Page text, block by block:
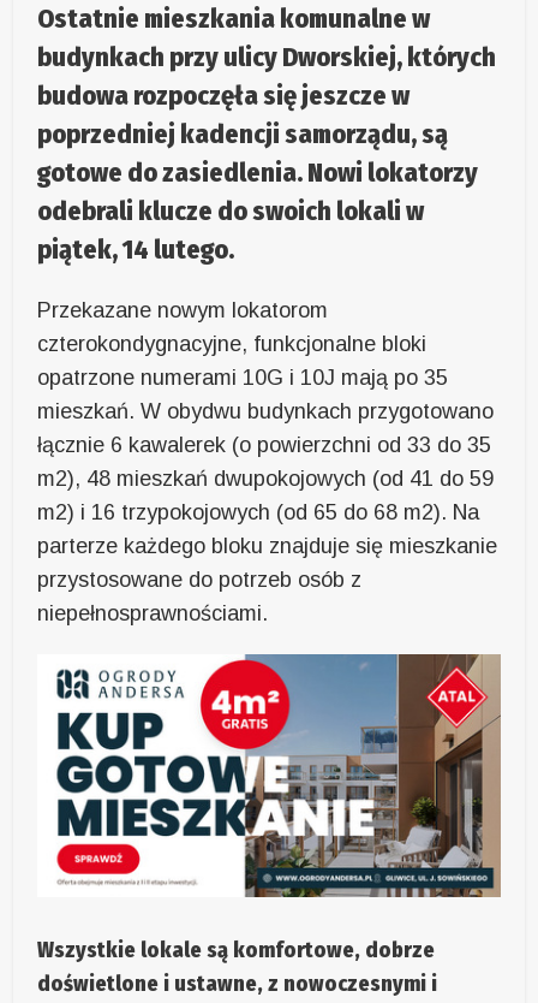
Ostatnie mieszkania komunalne w
budynkach przy ulicy Dworskiej, których
budowa rozpoczęła się jeszcze w
poprzedniej kadencji samorządu, są
gotowe do zasiedlenia. Nowi lokatorzy
odebrali klucze do swoich lokali w
piątek, 14 lutego.
Przekazane nowym lokatorom
czterokondygnacyjne, funkcjonalne bloki
opatrzone numerami 10G i 10J mają po 35
mieszkań. W obydwu budynkach przygotowano
łącznie 6 kawalerek (o powierzchni od 33 do 35
m2), 48 mieszkań dwupokojowych (od 41 do 59
m2) i 16 trzypokojowych (od 65 do 68 m2). Na
parterze każdego bloku znajduje się mieszkanie
przystosowane do potrzeb osób z
niepełnosprawnościami.
Wszystkie lokale są komfortowe, dobrze
doświetlone i ustawne, z nowoczesnymi i